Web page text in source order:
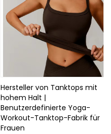
Hersteller von Tanktops mit
hohem Halt |
Benutzerdefinierte Yoga-
Workout-Tanktop-Fabrik für
Frauen